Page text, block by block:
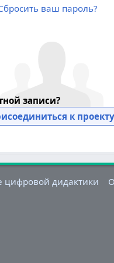
ваш пароль?
записи?
к проекту
цифровой дидактики